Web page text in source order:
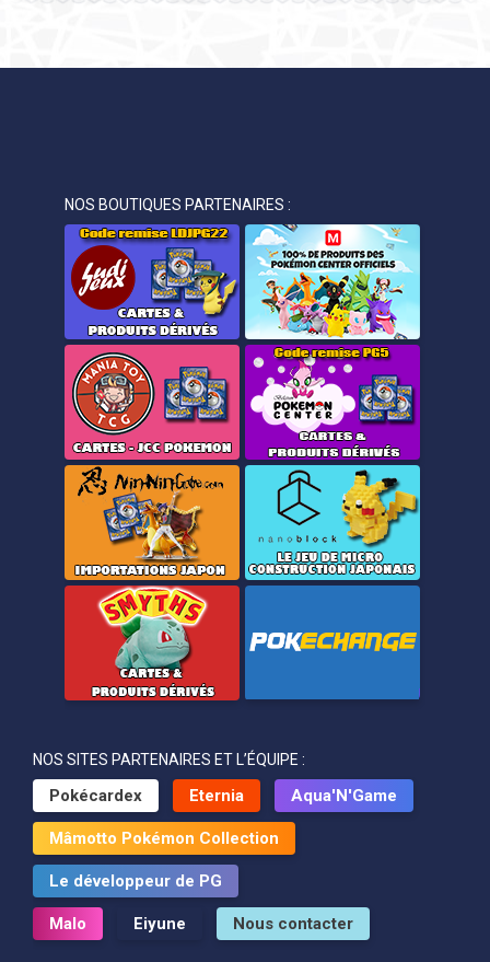
NOS BOUTIQUES PARTENAIRES :
NOS SITES PARTENAIRES ET L’ÉQUIPE :
Pokécardex Eternia Aqua'N'Game
Mâmotto Pokémon Collection
Le développeur de PG
Malo Eiyune Nous contacter